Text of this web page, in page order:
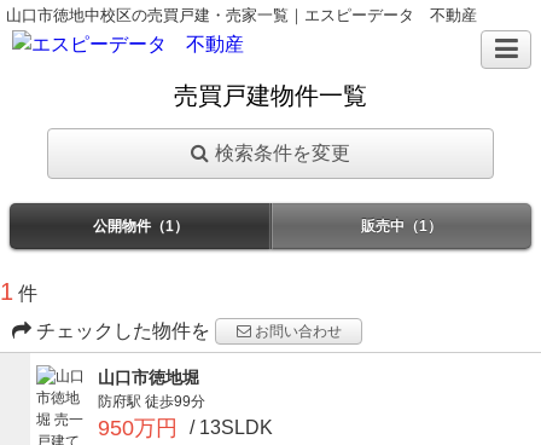
山口市徳地中校区の売買戸建・売家一覧｜エスピーデータ 不動産
売買戸建物件一覧
検索条件を変更
公開物件（1） 販売中（1）
1 件
チェックした物件を
お問い合わせ
山口市徳地堀
防府駅 徒歩99分
950万円 / 13SLDK